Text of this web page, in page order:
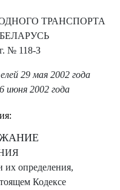
ТРАНСПОРТА
№ 118-З
29 мая 2002 года
июня 2002 года
определения,
Кодексе